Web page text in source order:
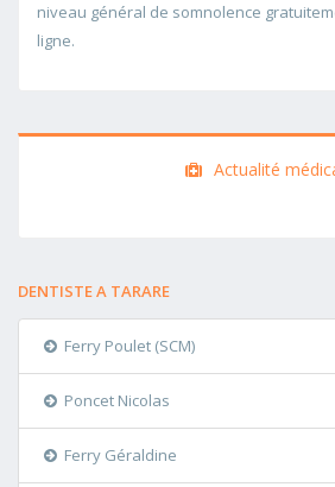
niveau général de somnolence
ligne.
Actualité
DENTISTE A TARARE
Ferry Poulet (SCM)
Poncet Nicolas
Ferry Géraldine